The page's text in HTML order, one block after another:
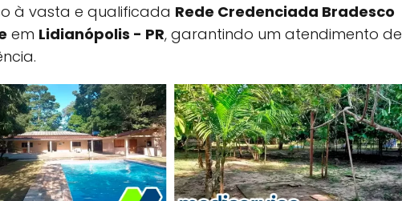
à vasta e qualificada Rede Credenciada Bradesco
em Lidianópolis - PR, garantindo um atendimento de